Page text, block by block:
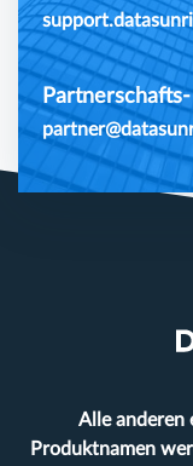
Alle anderen
Produktnamen